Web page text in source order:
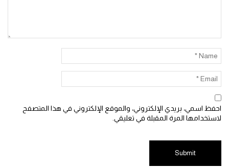
اسمي، بريدي الإلكتروني، والموقع الإلكتروني في هذا المتصفح
المرة المقبلة في تعليقي.